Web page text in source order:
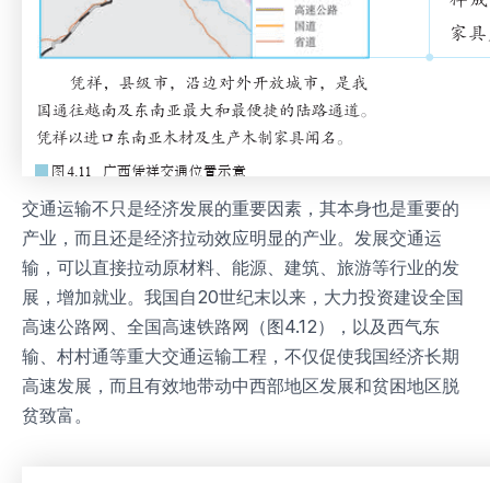
交通运输不只是经济发展的重要因素，其本身也是重要的
产业，而且还是经济拉动效应明显的产业。发展交通运
输，可以直接拉动原材料、能源、建筑、旅游等行业的发
展，增加就业。我国自20世纪末以来，大力投资建设全国
高速公路网、全国高速铁路网（图4.12），以及西气东
输、村村通等重大交通运输工程，不仅促使我国经济长期
高速发展，而且有效地带动中西部地区发展和贫困地区脱
贫致富。